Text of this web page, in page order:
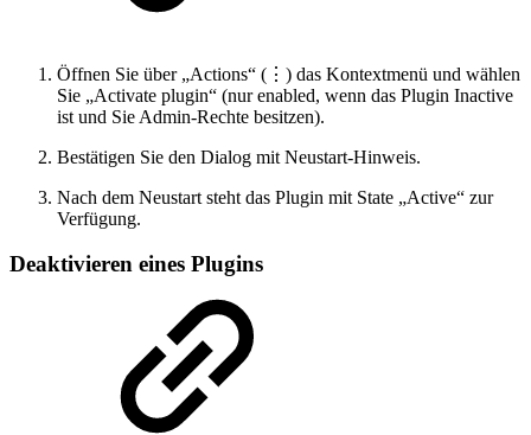
Öffnen Sie über „Actions“ (⋮) das Kontextmenü und wählen
Sie „Activate plugin“ (nur enabled, wenn das Plugin Inactive
ist und Sie Admin-Rechte besitzen).
Bestätigen Sie den Dialog mit Neustart-Hinweis.
Nach dem Neustart steht das Plugin mit State „Active“ zur
Verfügung.
Deaktivieren eines Plugins